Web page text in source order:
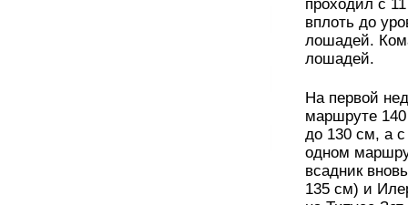
проходил с
вплоть до
лошадей.
лошадей.
На первой
маршруте
до 130 см, а
одном
всадник
135 см) и